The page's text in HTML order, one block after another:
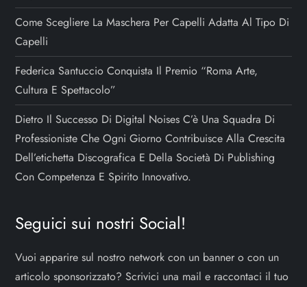
Come Scegliere La Maschera Per Capelli Adatta Al Tipo Di
Capelli
Federica Santuccio Conquista Il Premio “Roma Arte,
Cultura E Spettacolo”
Dietro Il Successo Di Digital Noises C’è Una Squadra Di
Professioniste Che Ogni Giorno Contribuisce Alla Crescita
Dell’etichetta Discografica E Della Società Di Publishing
Con Competenza E Spirito Innovativo.
Seguici sui nostri Social!
Vuoi apparire sul nostro network con un banner o con un
articolo sponsorizzato? Scrivici una mail e raccontaci il tuo